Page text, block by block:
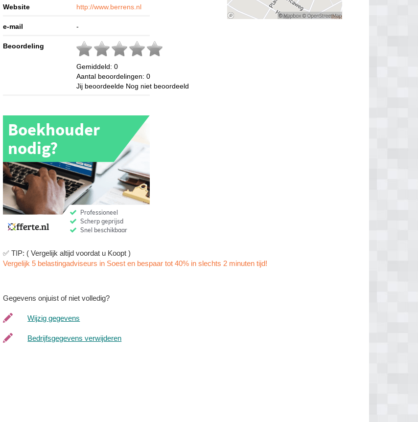
Website http://www.berrens.nl
e-mail -
Beoordeling
Gemiddeld:0
Aantal beoordelingen:0
Jij beoordeelde Nog niet beoordeeld
✅ TIP: ( Vergelijk altijd voordat u Koopt )
Vergelijk 5 belastingadviseurs in Soest en bespaar tot 40% in slechts 2 minuten tijd!
Gegevens onjuist of niet volledig?
Wijzig gegevens
Bedrijfsgegevens verwijderen